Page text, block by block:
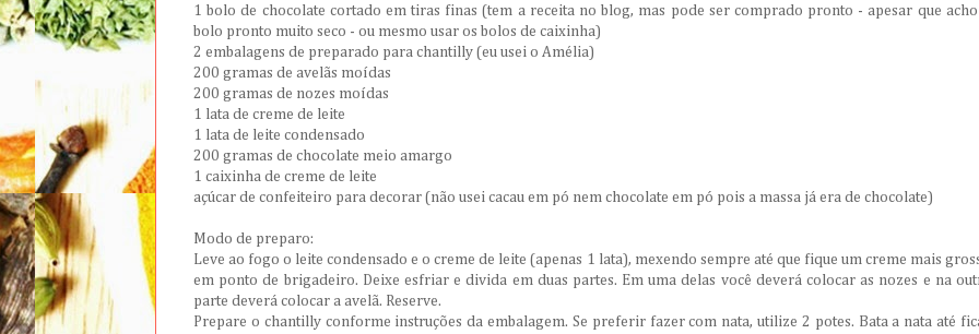
1 bolo de chocolate cortado em tiras finas (tem a receita no blog, mas pode ser comprado pronto - apesar que
bolo pronto muito seco - ou mesmo usar os bolos de caixinha)
2 embalagens de preparado para chantilly (eu usei o Amélia)
200 gramas de avelãs moídas
200 gramas de nozes moídas
1 lata de creme de leite
1 lata de leite condensado
200 gramas de chocolate meio amargo
1 caixinha de creme de leite
açúcar de confeiteiro para decorar (não usei cacau em pó nem chocolate em pó pois a massa já era de chocolate)
Modo de preparo:
Leve ao fogo o leite condensado e o creme de leite (apenas 1 lata), mexendo sempre até que fique um creme mais
em ponto de brigadeiro. Deixe esfriar e divida em duas partes. Em uma delas você deverá colocar as nozes e na
parte deverá colocar a avelã. Reserve.
Prepare o chantilly conforme instruções da embalagem. Se preferir fazer com nata, utilize 2 potes. Bata a nata até